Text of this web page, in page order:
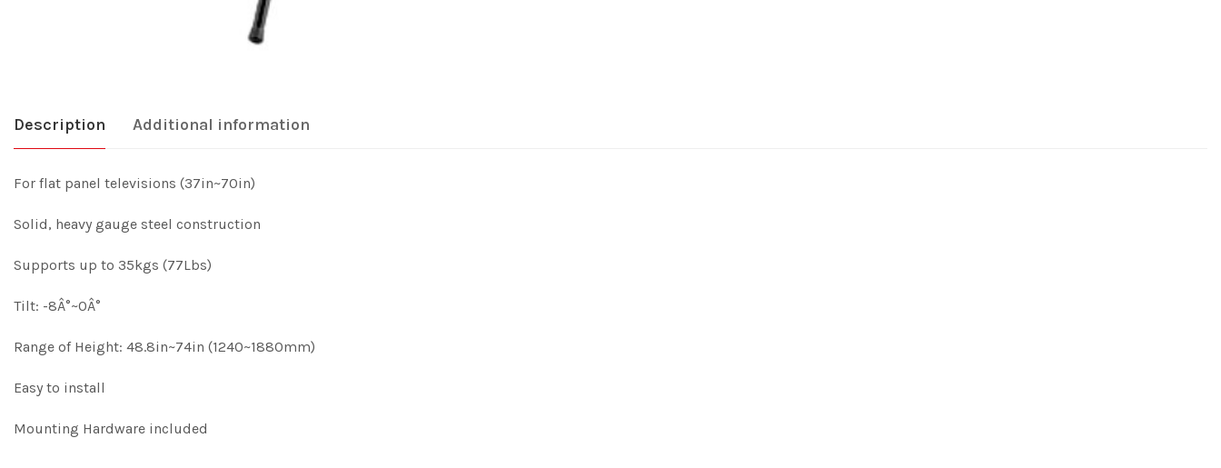
Description Additional information
For flat panel televisions (37in~70in)
Solid, heavy gauge steel construction
Supports up to 35kgs (77Lbs)
Tilt: -8Â°~0Â°
Range of Height: 48.8in~74in (1240~1880mm)
Easy to install
Mounting Hardware included